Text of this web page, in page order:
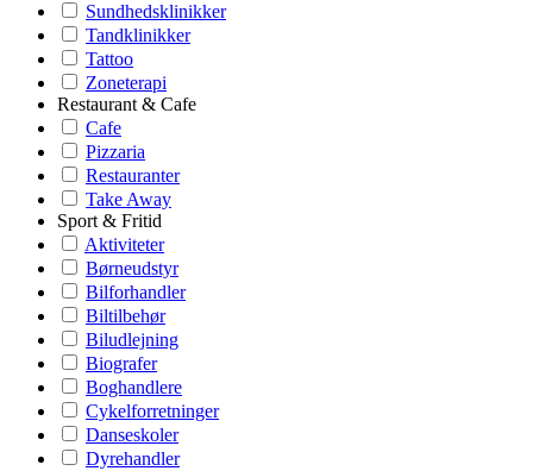
Sundhedsklinikker
Tandklinikker
Tattoo
Zoneterapi
Restaurant & Cafe
Cafe
Pizzaria
Restauranter
Take Away
Sport & Fritid
Aktiviteter
Børneudstyr
Bilforhandler
Biltilbehør
Biludlejning
Biografer
Boghandlere
Cykelforretninger
Danseskoler
Dyrehandler